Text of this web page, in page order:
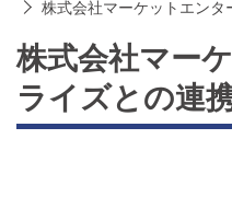
株式会社マーケットエンタ
株式会社マー
ライズとの連